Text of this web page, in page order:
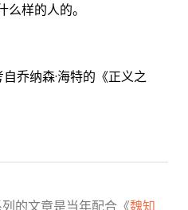
样的人的。
乔纳森·海特的《正义之
的文章是当年配合《魏知